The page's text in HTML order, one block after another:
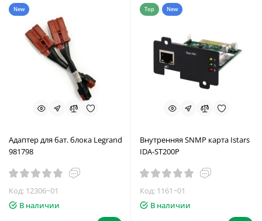
New
Адаптер для бат. блока Legrand
981798
Код: 12306~01
В наличии
Top New
Внутренняя SNMP карта Istars
IDA-ST200P
Код: 1161~01
В наличии